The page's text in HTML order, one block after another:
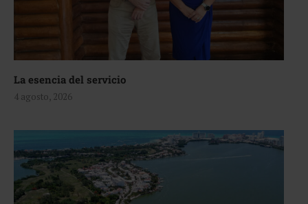
La esencia del servicio
4 agosto, 2026